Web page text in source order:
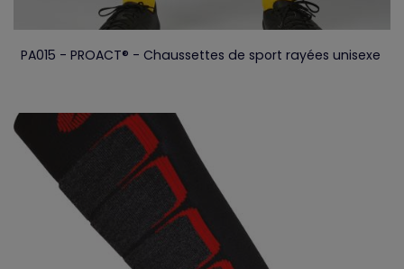
PA015 - PROACT® - Chaussettes de sport rayées unisexe